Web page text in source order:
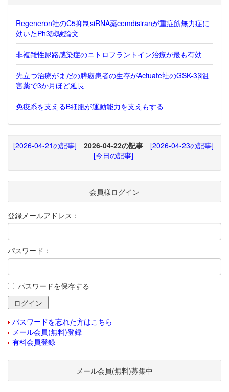
Regeneron社のC5抑制siRNA薬cemdisiranが重症筋無力症に
効いたPh3試験論文
非複雑性尿路感染症のニトロフラントイン治療が最も有効
先立つ治療がまだの膵癌患者の生存がActuate社のGSK-3β阻
害薬で3か月ほど延長
免疫系を支えるB細胞が運動能力を支えもする
[2026-04-21の記事] 2026-04-22の記事
[2026-04-23の記事]
[今日の記事]
会員様ログイン
登録メールアドレス：
パスワード：
パスワードを保存する
パスワードを忘れた方はこちら
メール会員(無料)登録
有料会員登録
メール会員(無料)募集中